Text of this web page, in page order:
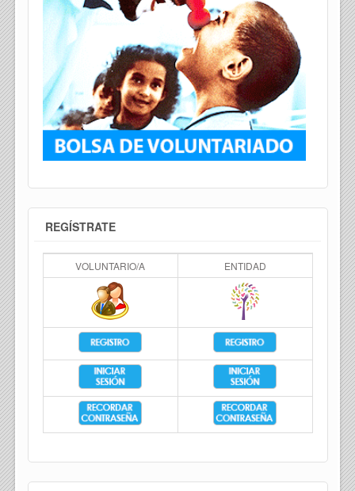
REGÍSTRATE
VOLUNTARIO/A ENTIDAD